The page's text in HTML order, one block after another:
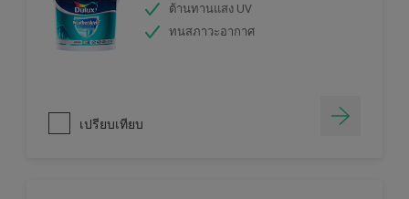
ต้านทานแสง UV
ทนสภาวะอากาศ
เปรียบเทียบ